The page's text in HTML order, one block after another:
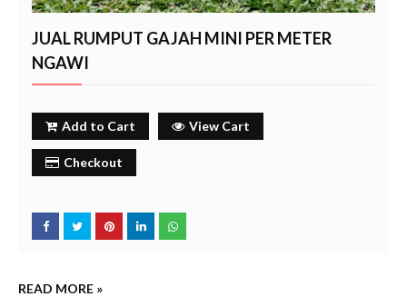
JUAL RUMPUT GAJAH MINI PER METER
NGAWI
Add to Cart View Cart
Checkout
READ MORE »